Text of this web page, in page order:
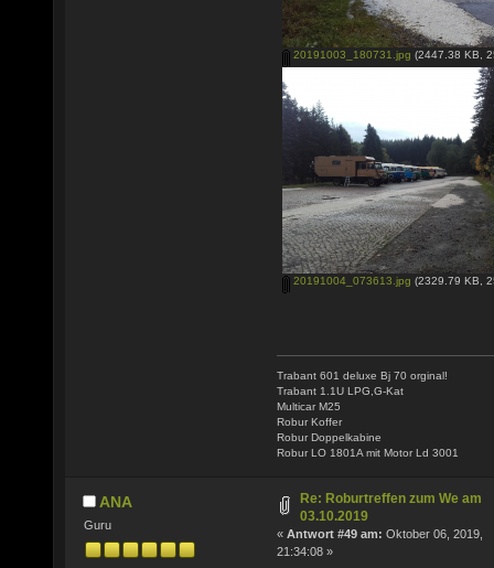
20191003_180731.jpg (2447.38 KB,
20191004_073613.jpg (2329.79 KB,
Trabant 601 deluxe Bj 70 orginal!
Trabant 1.1U LPG,G-Kat
Multicar M25
Robur Koffer
Robur Doppelkabine
Robur LO 1801A mit Motor Ld 3001
ANA
Guru
Re: Roburtreffen zum We am
03.10.2019
« Antwort #49 am: Oktober 06, 2019,
21:34:08 »